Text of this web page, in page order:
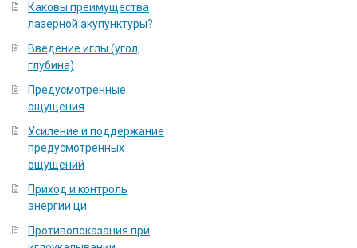
Каковы преимущества
лазерной акупунктуры?
Введение иглы (угол,
глубина)
Предусмотренные
ощущения
Усиление и поддержание
предусмотренных
ощущений
Приход и контроль
энергии ци
Противопоказания при